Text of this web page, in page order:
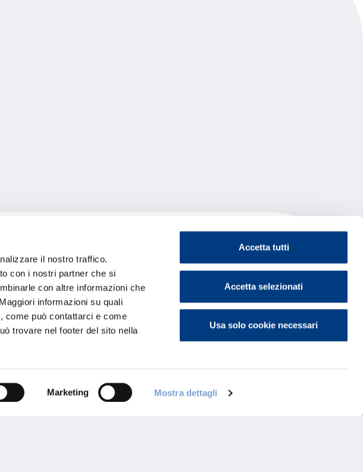
il nostro traffico.
con i nostri partner che si
con altre informazioni che
informazioni su quali
come può contattarci e come
trovare nel footer del sito nella
Marketing Mostra dettagli
Accetta tutti
Accetta selezionati
Usa solo cookie necessari